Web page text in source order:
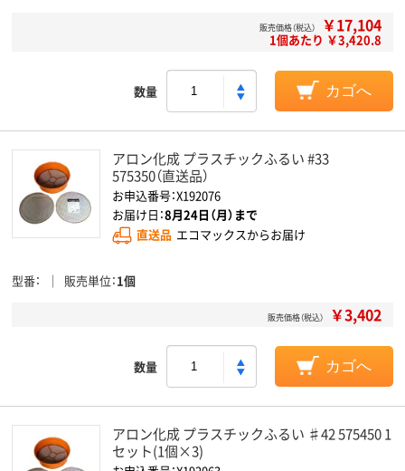
販売価格（税込） ￥17,104
1個あたり ￥3,420.8
数量 カゴへ
アロン化成 プラスチックふるい #33
575350（直送品）
お申込番号：X192076
お届け日：8月24日（月）まで
直送品 エコマックスからお届け
型番 販売単位 1個
販売価格（税込） ￥3,402
数量 カゴへ
アロン化成 プラスチックふるい ♯42 575450 1
セット(1個×3)